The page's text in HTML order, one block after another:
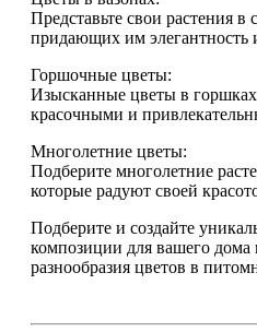
Представьте свои растения в
придающих им элегантность
Горшочные цветы:
Изысканные цветы в
красочными и
Многолетние цветы:
Подберите многолетние
которые радуют своей
Подберите и создайте
композиции для вашего
разнообразия цветов в